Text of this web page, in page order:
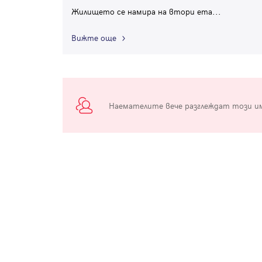
Жилището се намира на втори ета...
Вижте още
Наемателите вече разглеждат този